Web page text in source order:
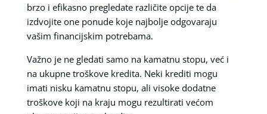
brzo i efikasno pregledate različite opcije te da
izdvojite one ponude koje najbolje odgovaraju
vašim financijskim potrebama.
Važno je ne gledati samo na kamatnu stopu, već i
na ukupne troškove kredita. Neki krediti mogu
imati nisku kamatnu stopu, ali visoke dodatne
troškove koji na kraju mogu rezultirati većom